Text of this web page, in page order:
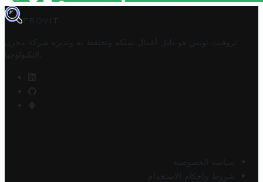
TROVIT
تروفيت تونس هو دليل أعمال تملكه وتحتفظ به وتديره
شركة مخزن
التكنولوجيا
سياسة الخصوصية
شروط وأحكام الاستخدام